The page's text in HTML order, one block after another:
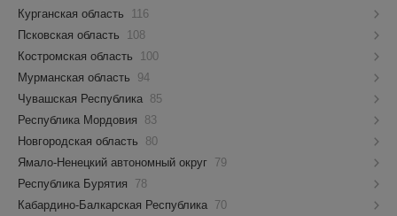
Курганская область
116
Псковская область
108
Костромская область
100
Мурманская область
94
Чувашская Республика 85
Республика Мордовия
83
Новгородская область
80
Ямало-Ненецкий автономный округ 79
Республика Бурятия
78
Кабардино-Балкарская Республика 70